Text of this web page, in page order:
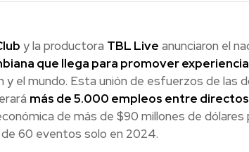
y la productora TBL Live anunciaron el
que llega para promover
el mundo. Esta unión de esfuerzos de las
más de 5.000 empleos entre
de más de $90 millones de dólares
60 eventos solo en 2024.